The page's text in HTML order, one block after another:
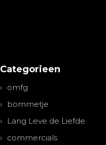
Categorieen
omfg
bommetje
Lang Leve de Liefde
commercials